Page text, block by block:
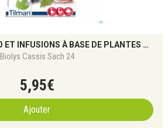
BIOLYS : TISANES BIO ET INFUSIONS À BASE DE PLANTES POUR LE BIEN-ÊTRE NATUREL
Biolys Cassis Sach 24
5,95€
Ajouter